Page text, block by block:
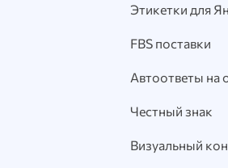
Этикетки для
FBS поставки
Автоответы на
Честный знак
Визуальный